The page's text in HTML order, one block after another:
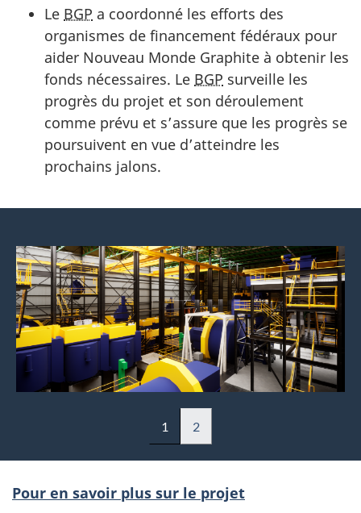
Le BGP a coordonné les efforts des
organismes de financement fédéraux pour
aider Nouveau Monde Graphite à obtenir les
fonds nécessaires. Le BGP surveille les
progrès du projet et son déroulement
comme prévu et s’assure que les progrès se
poursuivent en vue d’atteindre les
prochains jalons.
1 2
Pour en savoir plus sur le projet